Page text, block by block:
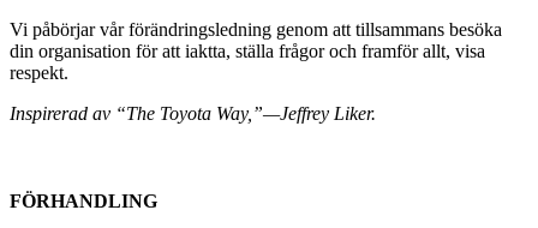
Vi påbörjar vår förändringsledning genom att tillsammans besöka
din organisation för att iaktta, ställa frågor och framför allt, visa
respekt.
Inspirerad av “The Toyota Way,”—Jeffrey Liker.
FÖRHANDLING